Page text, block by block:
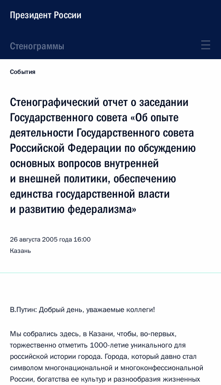
Президент России
Стенограммы
События
Стенографический отчет о заседании
Государственного совета «Об опыте
деятельности Государственного совета
Российской Федерации по обсуждению
основных вопросов внутренней
и внешней политики, обеспечению
единства государственной власти
и развитию федерализма»
26 августа 2005 года 16:00
Казань
В.Путин: Добрый день, уважаемые коллеги!
Мы собрались здесь, в Казани, чтобы, во‑первых,
торжественно отметить 1000-летие уникального для
российской истории города. Города, который давно стал
символом многонациональной и многоконфессиональной
России, богатства ее культур и разнообразия жизненных